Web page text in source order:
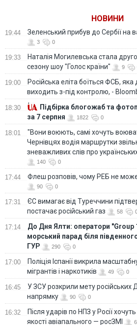
ЮНЕСКО
НОВИНИ
19:44 Зеленський прибув до Сербії на
3 0
19:33
Наталія Могилевська стала
сезону шоу "Голос країни"
9
19:00
Російська еліта боїться ФСБ, яка
виходить з-під контролю, -
18:30
Підбірка блогожаб та
за 7 серпня
1822 0
18:01
"Вони воюють, самі хочуть
Чернівцях водія маршрутки
зневажливих слів про
140 0
17:44 Флеш розповів, чому РЕБ не може
90 0
17:31
ЄС вимагає від Туреччини
постачає російський газ
58
17:14
До Дня Ялти: оператори "Group
морський парад біля
ГУР
290 0
17:00
Поліція Іспанії викрила
мігрантів і наркотиків
49 0
16:45
У ЗСУ розкрили мету
напрямку
90 0
16:32
Після ударів по НПЗ у Росії
якості авіапального — росЗМІ